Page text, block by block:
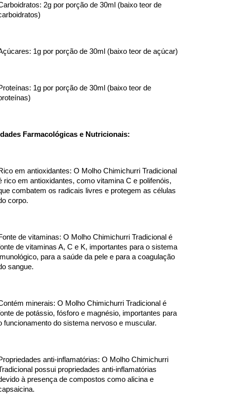
2g por porção de 30ml (baixo teor de
1g por porção de 30ml (baixo teor de açúcar)
1g por porção de 30ml (baixo teor de
Farmacológicas e Nutricionais:
em antioxidantes: O Molho Chimichurri Tradicional
rico em antioxidantes, como vitamina C e polifenóis,
combatem os radicais livres e protegem as células
corpo.
de vitaminas: O Molho Chimichurri Tradicional é
de vitaminas A, C e K, importantes para o sistema
para a saúde da pele e para a coagulação
sangue.
minerais: O Molho Chimichurri Tradicional é
de potássio, fósforo e magnésio, importantes para
funcionamento do sistema nervoso e muscular.
anti-inflamatórias: O Molho Chimichurri
possui propriedades anti-inflamatórias
à presença de compostos como alicina e